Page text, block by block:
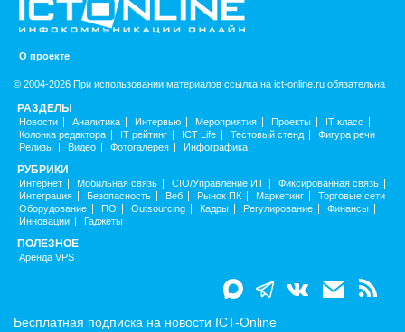
О проекте
© 2004-2026 При использовании материалов ссылка на ict-online.ru обязательна
РАЗДЕЛЫ
Новости Аналитика Интервью Мероприятия Проекты
IT класс
Колонка редактора
IT рейтинг ICT Life Тестовый стенд
Фигура речи
Релизы
Видео Фотогалерея Инфографика
РУБРИКИ
Интернет Мобильная связь CIO/Управление ИТ
Фиксированная связь
Интеграция
Безопасность Веб Рынок ПК Маркетинг
Торговые сети
Оборудование
ПО Outsourcing Кадры Регулирование
Финансы
Инновации
Гаджеты
ПОЛЕЗНОЕ
Аренда VPS
Бесплатная подписка на новости ICT-Online